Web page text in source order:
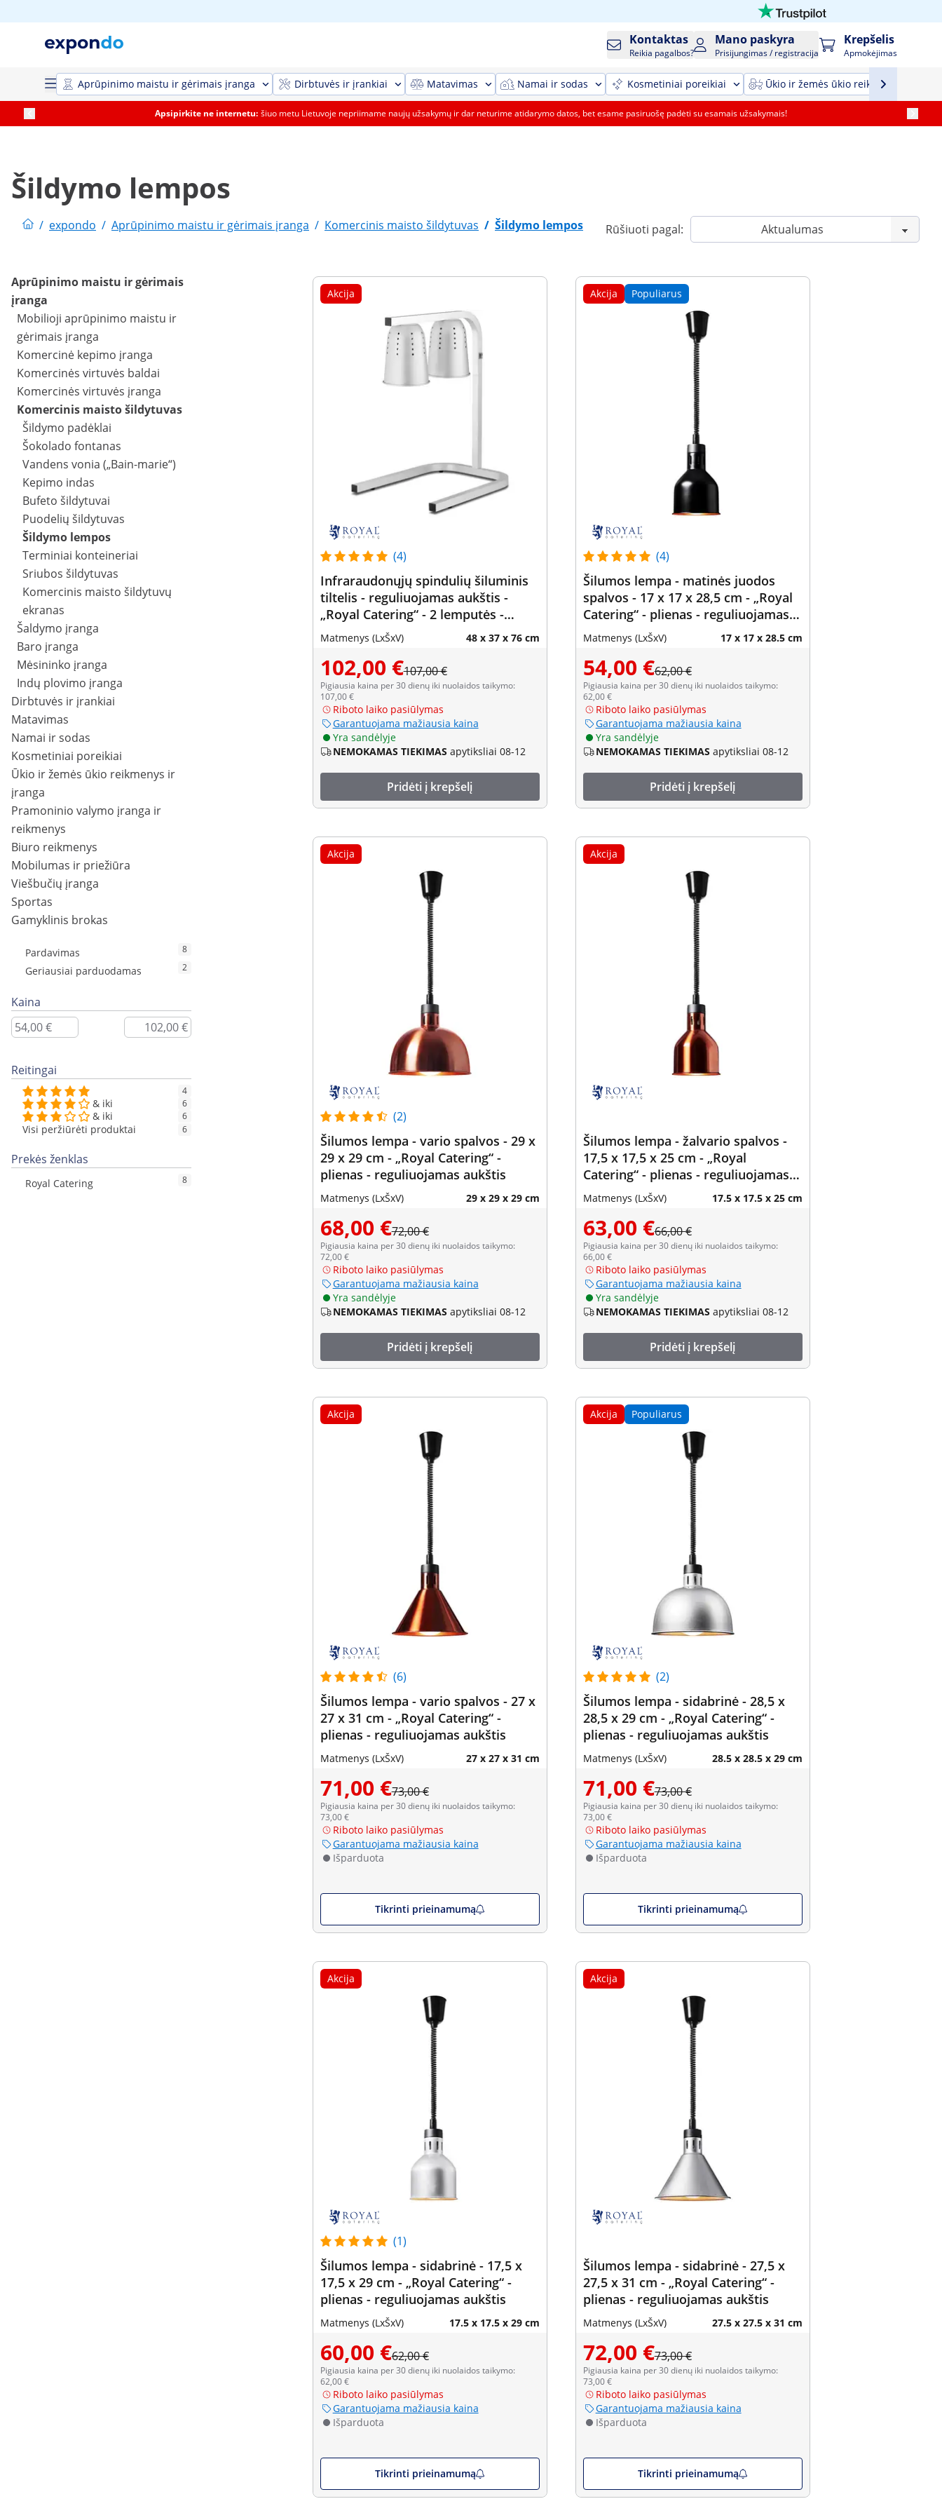
Kontaktas
Reikia pagalbos?
Mano paskyra
Prisijungimas / registracija
Krepšelis
Apmokėjimas
Aprūpinimo maistu ir gėrimais įranga Dirbtuvės ir įrankiai Matavimas Namai ir sodas Kosmetiniai poreikiai Ūkio ir žemės ūkio reikmenys ir
Apsipirkite ne internetu: šiuo metu Lietuvoje nepriimame naujų užsakymų ir dar neturime atidarymo datos, bet esame pasiruošę padėti su esamais užsakymais!
Šildymo lempos
/ expondo / Aprūpinimo maistu ir gėrimais įranga / Komercinis maisto šildytuvas / Šildymo lempos Rūšiuoti pagal:
Aprūpinimo maistu ir gėrimais
įranga
Mobilioji aprūpinimo maistu ir
gėrimais įranga
Komercinė kepimo įranga
Komercinės virtuvės baldai
Komercinės virtuvės įranga
Komercinis maisto šildytuvas
Šildymo padėklai
Šokolado fontanas
Vandens vonia („Bain-marie“)
Kepimo indas
Bufeto šildytuvai
Puodelių šildytuvas
Šildymo lempos
Terminiai konteineriai
Sriubos šildytuvas
Komercinis maisto šildytuvų
ekranas
Šaldymo įranga
Baro įranga
Mėsininko įranga
Indų plovimo įranga
Dirbtuvės ir įrankiai
Matavimas
Namai ir sodas
Kosmetiniai poreikiai
Ūkio ir žemės ūkio reikmenys ir
įranga
Pramoninio valymo įranga ir
reikmenys
Biuro reikmenys
Mobilumas ir priežiūra
Viešbučių įranga
Sportas
Gamyklinis brokas
Pardavimas 8
Geriausiai parduodamas 2
Kaina
Reitingai
4
& iki 6
& iki 6
Visi peržiūrėti produktai 6
Prekės ženklas
Royal Catering 8
Akcija
(4)
Infraraudonųjų spindulių šiluminis
tiltelis - reguliuojamas aukštis -
„Royal Catering“ - 2 lemputės -
aliuminis
Matmenys (LxŠxV) 48 x 37 x 76 cm
102,00 €107,00 €
Pigiausia kaina per 30 dienų iki nuolaidos taikymo:
107,00 €
Riboto laiko pasiūlymas
Garantuojama mažiausia kaina
Yra sandėlyje
NEMOKAMAS TIEKIMAS apytiksliai 08-12
Pridėti į krepšelį
Akcija Populiarus
(4)
Šilumos lempa - matinės juodos
spalvos - 17 x 17 x 28,5 cm - „Royal
Catering“ - plienas - reguliuojamas
aukštis
Matmenys (LxŠxV) 17 x 17 x 28.5 cm
54,00 €62,00 €
Pigiausia kaina per 30 dienų iki nuolaidos taikymo:
62,00 €
Riboto laiko pasiūlymas
Garantuojama mažiausia kaina
Yra sandėlyje
NEMOKAMAS TIEKIMAS apytiksliai 08-12
Pridėti į krepšelį
Akcija
(2)
Šilumos lempa - vario spalvos - 29 x
29 x 29 cm - „Royal Catering“ -
plienas - reguliuojamas aukštis
Matmenys (LxŠxV) 29 x 29 x 29 cm
68,00 €72,00 €
Pigiausia kaina per 30 dienų iki nuolaidos taikymo:
72,00 €
Riboto laiko pasiūlymas
Garantuojama mažiausia kaina
Yra sandėlyje
NEMOKAMAS TIEKIMAS apytiksliai 08-12
Pridėti į krepšelį
Akcija
Šilumos lempa - žalvario spalvos -
17,5 x 17,5 x 25 cm - „Royal
Catering“ - plienas - reguliuojamas
aukštis
Matmenys (LxŠxV) 17.5 x 17.5 x 25 cm
63,00 €66,00 €
Pigiausia kaina per 30 dienų iki nuolaidos taikymo:
66,00 €
Riboto laiko pasiūlymas
Garantuojama mažiausia kaina
Yra sandėlyje
NEMOKAMAS TIEKIMAS apytiksliai 08-12
Pridėti į krepšelį
Akcija
(6)
Šilumos lempa - vario spalvos - 27 x
27 x 31 cm - „Royal Catering“ -
plienas - reguliuojamas aukštis
Matmenys (LxŠxV) 27 x 27 x 31 cm
71,00 €73,00 €
Pigiausia kaina per 30 dienų iki nuolaidos taikymo:
73,00 €
Riboto laiko pasiūlymas
Garantuojama mažiausia kaina
Išparduota
Tikrinti prieinamumą
Akcija Populiarus
(2)
Šilumos lempa - sidabrinė - 28,5 x
28,5 x 29 cm - „Royal Catering“ -
plienas - reguliuojamas aukštis
Matmenys (LxŠxV) 28.5 x 28.5 x 29 cm
71,00 €73,00 €
Pigiausia kaina per 30 dienų iki nuolaidos taikymo:
73,00 €
Riboto laiko pasiūlymas
Garantuojama mažiausia kaina
Išparduota
Tikrinti prieinamumą
Akcija
(1)
Šilumos lempa - sidabrinė - 17,5 x
17,5 x 29 cm - „Royal Catering“ -
plienas - reguliuojamas aukštis
Matmenys (LxŠxV) 17.5 x 17.5 x 29 cm
60,00 €62,00 €
Pigiausia kaina per 30 dienų iki nuolaidos taikymo:
62,00 €
Riboto laiko pasiūlymas
Garantuojama mažiausia kaina
Išparduota
Tikrinti prieinamumą
Akcija
Šilumos lempa - sidabrinė - 27,5 x
27,5 x 31 cm - „Royal Catering“ -
plienas - reguliuojamas aukštis
Matmenys (LxŠxV) 27.5 x 27.5 x 31 cm
72,00 €73,00 €
Pigiausia kaina per 30 dienų iki nuolaidos taikymo:
73,00 €
Riboto laiko pasiūlymas
Garantuojama mažiausia kaina
Išparduota
Tikrinti prieinamumą